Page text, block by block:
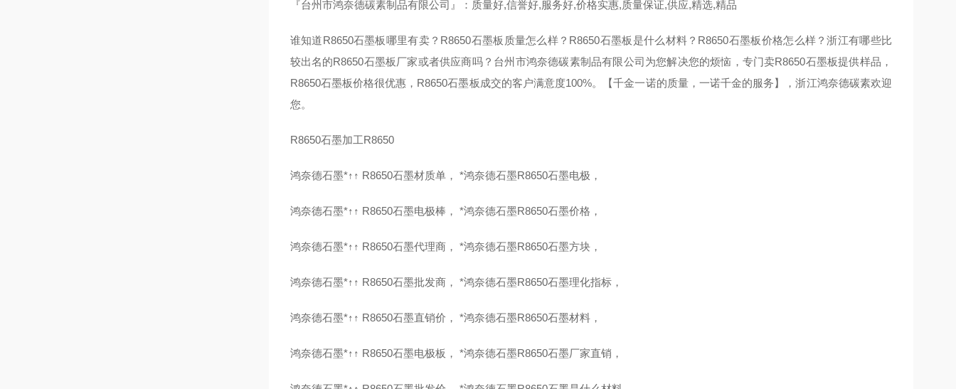
『台州市鸿奈德碳素制品有限公司』：质量好,信誉好,服务好,价格实惠,质量保证,供应,精选,精品
谁知道R8650石墨板哪里有卖？R8650石墨板质量怎么样？R8650石墨板是什么材料？R8650石墨板价格怎么样？浙江有哪些比
较出名的R8650石墨板厂家或者供应商吗？台州市鸿奈德碳素制品有限公司为您解决您的烦恼，专门卖R8650石墨板提供样品，
R8650石墨板价格很优惠，R8650石墨板成交的客户满意度100%。【千金一诺的质量，一诺千金的服务】，浙江鸿奈德碳素欢迎
您。
R8650石墨加工R8650
鸿奈德石墨*↑↑ R8650石墨材质单， *鸿奈德石墨R8650石墨电极，
鸿奈德石墨*↑↑ R8650石墨电极棒， *鸿奈德石墨R8650石墨价格，
鸿奈德石墨*↑↑ R8650石墨代理商， *鸿奈德石墨R8650石墨方块，
鸿奈德石墨*↑↑ R8650石墨批发商， *鸿奈德石墨R8650石墨理化指标，
鸿奈德石墨*↑↑ R8650石墨直销价， *鸿奈德石墨R8650石墨材料，
鸿奈德石墨*↑↑ R8650石墨电极板， *鸿奈德石墨R8650石墨厂家直销，